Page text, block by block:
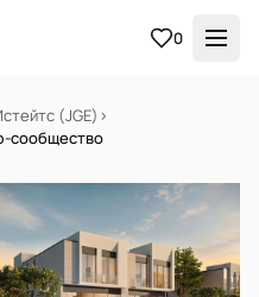
0
(JGE) ›
сообщество